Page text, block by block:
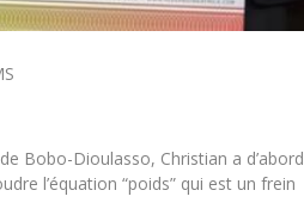
Bobo-Dioulasso, Christian a d’abord
l’équation “poids” qui est un frein